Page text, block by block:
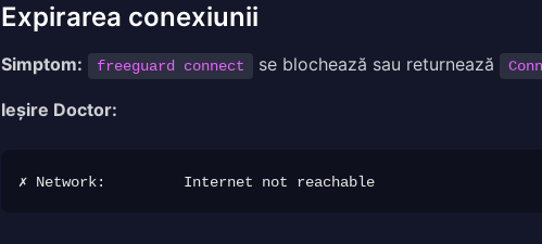
Expirarea conexiunii
Simptom: freeguard connect se blochează sau returnează
Ieșire Doctor: